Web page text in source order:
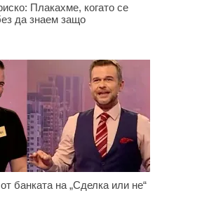
Плакахме, когато се
да знаем защо
банката на „Сделка или не“